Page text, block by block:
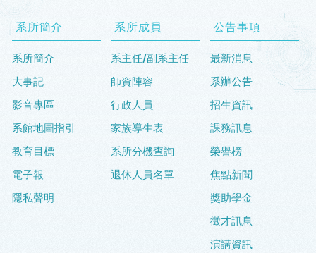
系所簡介
系所簡介
大事記
影音專區
系館地圖指引
教育目標
電子報
隱私聲明
系所成員
系主任/副系主任
師資陣容
行政人員
家族導生表
系所分機查詢
退休人員名單
公告事項
最新消息
系辦公告
招生資訊
課務訊息
榮譽榜
焦點新聞
獎助學金
徵才訊息
演講資訊